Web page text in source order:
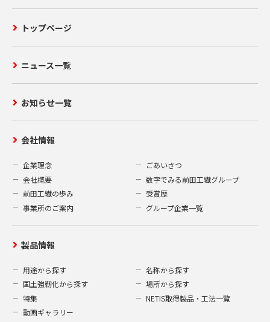
トップページ
ニュース一覧
お知らせ一覧
会社情報
企業理念
ごあいさつ
会社概要
数字でみる前田工繊グループ
前田工繊の歩み
受賞歴
事業所のご案内
グループ企業一覧
製品情報
用途から探す
名称から探す
国土強靭化から探す
場所から探す
特集
NETIS取得製品・工法一覧
動画ギャラリー